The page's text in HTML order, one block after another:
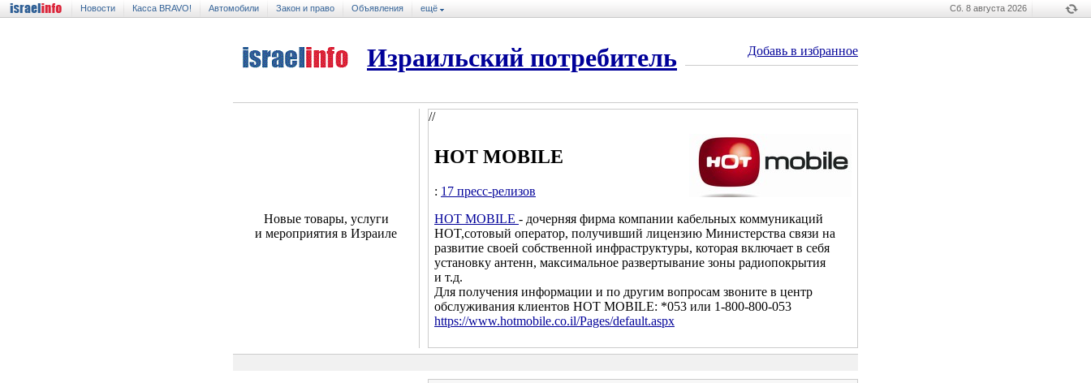
Новости Касса BRAVO! Автомобили Закон и право Объявления ещё Сб. 8 августа 2026
Израильский потребитель Добавь в избранное
Новые товары, услуги
и мероприятия в Израиле
//
HOT MOBILE
: 17 пресс-релизов
HOT MOBILE - дочерняя фирма компании кабельных коммуникаций
HOT,сотовый оператор, получивший лицензию Министерства связи на
развитие своей собственной инфраструктуры, которая включает в себя
установку антенн, максимальное развертывание зоны радиопокрытия
и т.д.
Для получения информации и по другим вопросам звоните в центр
обслуживания клиентов HOT MOBILE: *053 или 1-800-800-053
https://www.hotmobile.co.il/Pages/default.aspx